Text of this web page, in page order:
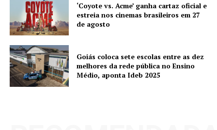
‘Coyote vs. Acme’ ganha cartaz oficial e
estreia nos cinemas brasileiros em 27
de agosto
Goiás coloca sete escolas entre as dez
melhores da rede pública no Ensino
Médio, aponta Ideb 2025